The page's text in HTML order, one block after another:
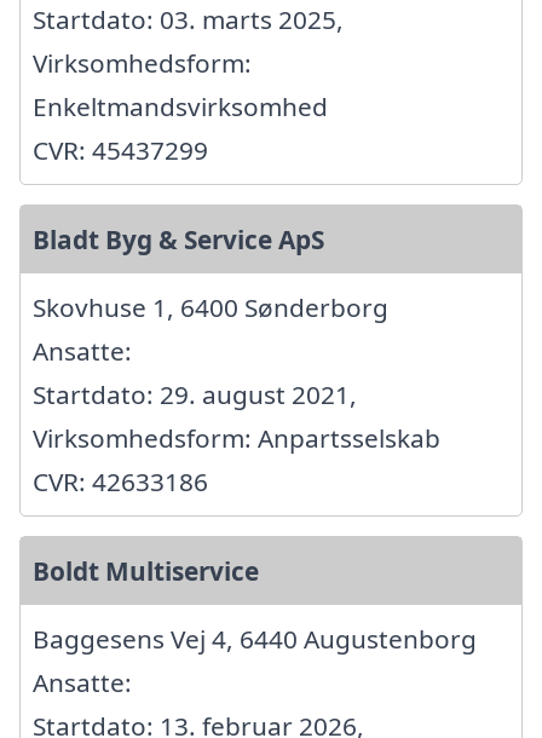
Startdato: 03. marts 2025,
Virksomhedsform:
Enkeltmandsvirksomhed
CVR: 45437299
Bladt Byg & Service ApS
Skovhuse 1, 6400 Sønderborg
Ansatte:
Startdato: 29. august 2021,
Virksomhedsform: Anpartsselskab
CVR: 42633186
Boldt Multiservice
Baggesens Vej 4, 6440 Augustenborg
Ansatte:
Startdato: 13. februar 2026,